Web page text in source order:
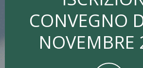
CONVEGNO
NOVEMBRE